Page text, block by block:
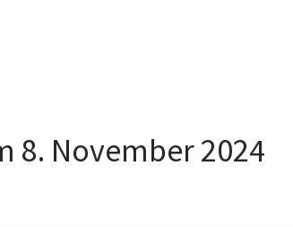
8. November 2024